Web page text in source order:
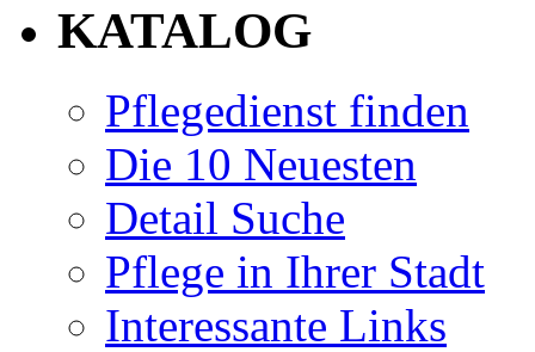
KATALOG
Pflegedienst finden
Die 10 Neuesten
Detail Suche
Pflege in Ihrer Stadt
Interessante Links